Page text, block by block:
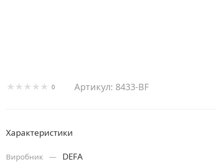
0 Артикул: 8433-BF
Характеристики
Виробник — DEFA